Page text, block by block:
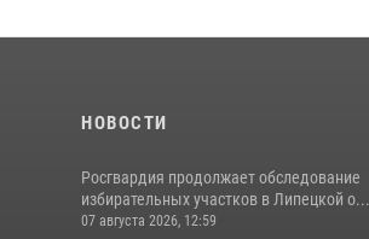
НОВОСТИ
Росгвардия продолжает обследование
избирательных участков в Липецкой о...
07 августа 2026, 12:59